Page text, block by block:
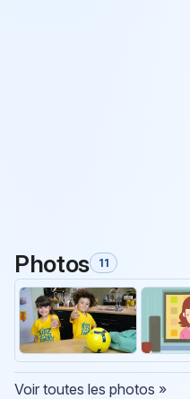
Photos 11
Voir toutes les photos »